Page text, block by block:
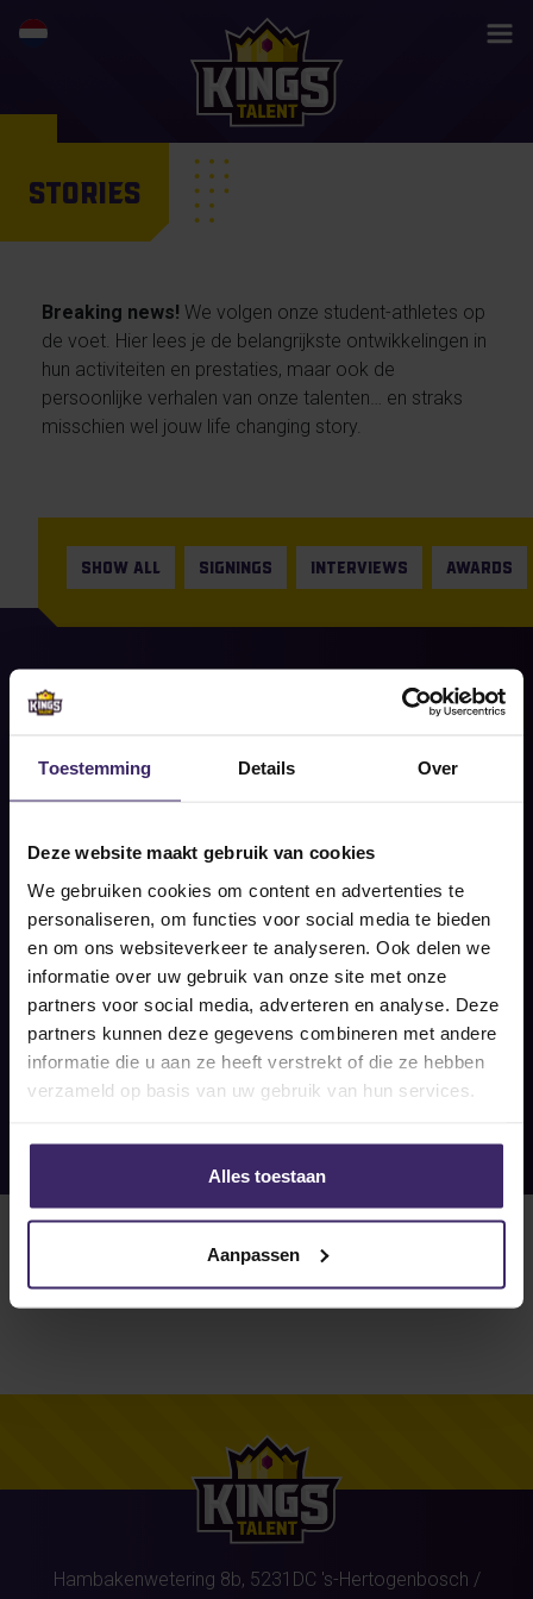
Toestemming Details Over
Deze website maakt gebruik van cookies
We gebruiken cookies om content en advertenties te
personaliseren, om functies voor social media te bieden
en om ons websiteverkeer te analyseren. Ook delen we
informatie over uw gebruik van onze site met onze
partners voor social media, adverteren en analyse. Deze
partners kunnen deze gegevens combineren met andere
informatie die u aan ze heeft verstrekt of die ze hebben
verzameld op basis van uw gebruik van hun services.
Alles toestaan
Aanpassen
STORIES
Breaking news! We volgen onze student-athletes op
de voet. Hier lees je de belangrijkste ontwikkelingen in
hun activiteiten en prestaties, maar ook de
persoonlijke verhalen van onze talenten… en straks
misschien wel jouw life changing story.
SHOW ALL SIGNINGS INTERVIEWS AWARDS
23
Apr
Katie Donoghue tekent bij Murray
State University!
Share on social
READ MORE
Hambakenwetering 8b, 5231DC 's-Hertogenbosch /